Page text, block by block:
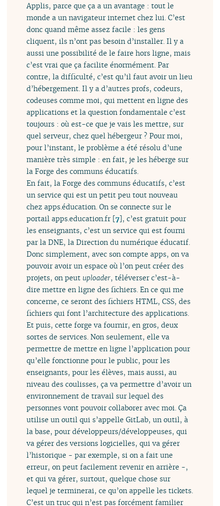
Applis, parce que ça a un avantage : tout le
monde a un navigateur internet chez lui. C’est
donc quand même assez facile : les gens
cliquent, ils n’ont pas besoin d’installer. Il y a
aussi une possibilité de le faire hors ligne, mais
c’est vrai que ça facilite énormément. Par
contre, la difficulté, c’est qu’il faut avoir un lieu
d’hébergement. Il y a d’autres profs, codeurs,
codeuses comme moi, qui mettent en ligne des
applications et la question fondamentale c’est
toujours : où est-ce que je vais les mettre, sur
quel serveur, chez quel hébergeur ? Pour moi,
pour l’instant, le problème a été résolu d’une
manière très simple : en fait, je les héberge sur
la Forge des communs éducatifs.
En fait, la Forge des communs éducatifs, c’est
un service qui est un petit peu tout nouveau
chez apps.éducation. On se connecte sur le
portail apps.education.fr [7], c’est gratuit pour
les enseignants, c’est un service qui est fourni
par la DNE, la Direction du numérique éducatif.
Donc simplement, avec son compte apps, on va
pouvoir avoir un espace où l’on peut créer des
projets, on peut uploader, téléverser c’est-à-
dire mettre en ligne des fichiers. En ce qui me
concerne, ce seront des fichiers HTML, CSS, des
fichiers qui font l’architecture des applications.
Et puis, cette forge va fournir, en gros, deux
sortes de services. Non seulement, elle va
permettre de mettre en ligne l’application pour
qu’elle fonctionne pour le public, pour les
enseignants, pour les élèves, mais aussi, au
niveau des coulisses, ça va permettre d’avoir un
environnement de travail sur lequel des
personnes vont pouvoir collaborer avec moi. Ça
utilise un outil qui s’appelle GitLab, un outil, à
la base, pour développeurs/développeuses, qui
va gérer des versions logicielles, qui va gérer
l’historique - par exemple, si on a fait une
erreur, on peut facilement revenir en arrière -,
et qui va gérer, surtout, quelque chose sur
lequel je terminerai, ce qu’on appelle les tickets.
C’est un truc qui n’est pas forcément familier